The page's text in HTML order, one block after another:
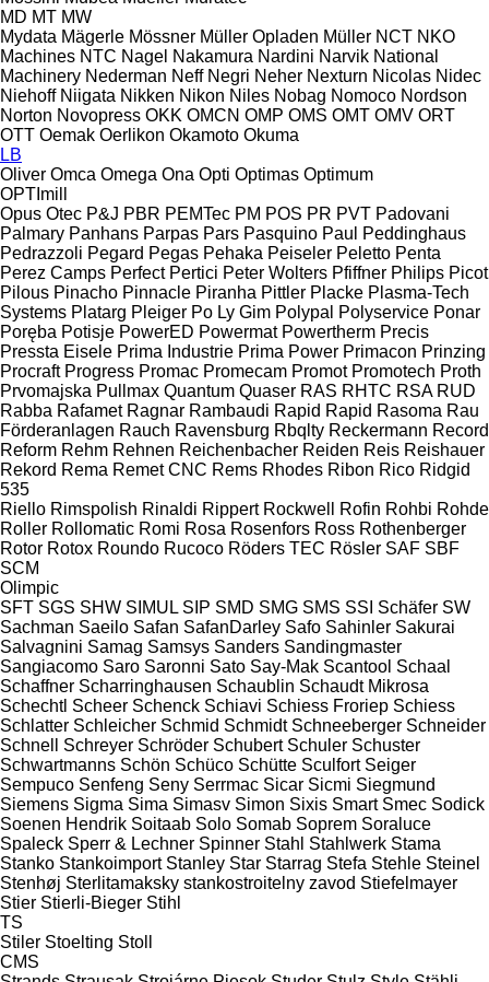
MD MT MW
Mydata Mägerle Mössner Müller Opladen Müller NCT NKO
Machines NTC Nagel Nakamura Nardini Narvik National
Machinery Nederman Neff Negri Neher Nexturn Nicolas Nidec
Niehoff Niigata Nikken Nikon Niles Nobag Nomoco Nordson
Norton Novopress OKK OMCN OMP OMS OMT OMV ORT
OTT Oemak Oerlikon Okamoto Okuma
LB
Oliver Omca Omega Ona Opti Optimas Optimum
OPTImill
Opus Otec P&J PBR PEMTec PM POS PR PVT Padovani
Palmary Panhans Parpas Pars Pasquino Paul
Peddinghaus
Pedrazzoli Pegard Pegas Pehaka Peiseler Peletto Penta
Perez Camps Perfect Pertici Peter Wolters Pfiffner Philips Picot
Pilous Pinacho Pinnacle Piranha Pittler Placke Plasma-Tech
Systems Platarg Pleiger Po Ly Gim Polypal Polyservice Ponar
Poręba Potisje PowerED Powermat Powertherm Precis
Pressta Eisele Prima Industrie Prima Power Primacon Prinzing
Procraft Progress Promac Promecam Promot Promotech Proth
Prvomajska Pullmax Quantum Quaser RAS RHTC RSA RUD
Rabba Rafamet Ragnar Rambaudi Rapid Rapid Rasoma Rau
Förderanlagen Rauch Ravensburg Rbqlty Reckermann Record
Reform Rehm Rehnen Reichenbacher Reiden Reis Reishauer
Rekord Rema Remet CNC Rems Rhodes Ribon Rico Ridgid
535
Riello Rimspolish Rinaldi Rippert Rockwell Rofin Rohbi Rohde
Roller Rollomatic Romi Rosa Rosenfors Ross Rothenberger
Rotor Rotox Roundo Rucoco Röders TEC Rösler SAF SBF
SCM
Olimpic
SFT SGS SHW SIMUL SIP SMD SMG SMS SSI Schäfer SW
Sachman Saeilo Safan SafanDarley Safo Sahinler Sakurai
Salvagnini Samag Samsys Sanders Sandingmaster
Sangiacomo Saro Saronni Sato Say-Mak Scantool Schaal
Schaffner Scharringhausen Schaublin Schaudt Mikrosa
Schechtl Scheer Schenck Schiavi Schiess Froriep Schiess
Schlatter Schleicher Schmid Schmidt Schneeberger Schneider
Schnell
Schreyer Schröder Schubert Schuler Schuster
Schwartmanns Schön Schüco Schütte Sculfort Seiger
Sempuco Senfeng Seny Serrmac Sicar Sicmi Siegmund
Siemens Sigma Sima Simasv Simon Sixis Smart Smec Sodick
Soenen Hendrik Soitaab Solo Somab Soprem Soraluce
Spaleck Sperr & Lechner Spinner Stahl Stahlwerk Stama
Stanko Stankoimport Stanley Star Starrag Stefa Stehle Steinel
Stenhøj Sterlitamaksky stankostroitelny zavod Stiefelmayer
Stier Stierli-Bieger Stihl
TS
Stiler Stoelting Stoll
CMS